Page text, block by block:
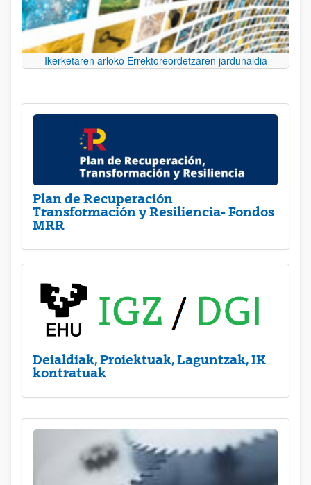
Ikerketaren arloko Errektoreordetzaren jardunaldia
Plan de Recuperación
Transformación y Resiliencia- Fondos
MRR
Deialdiak, Proiektuak, Laguntzak, IK
kontratuak